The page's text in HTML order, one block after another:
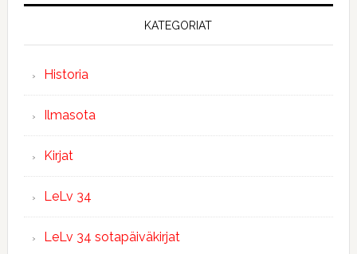
KATEGORIAT
Historia
Ilmasota
Kirjat
LeLv 34
LeLv 34 sotapäiväkirjat